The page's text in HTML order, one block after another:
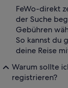
FeWo-direkt
der Suche
Gebühren
So kannst du
deine Reise
Warum sollte
registrieren?